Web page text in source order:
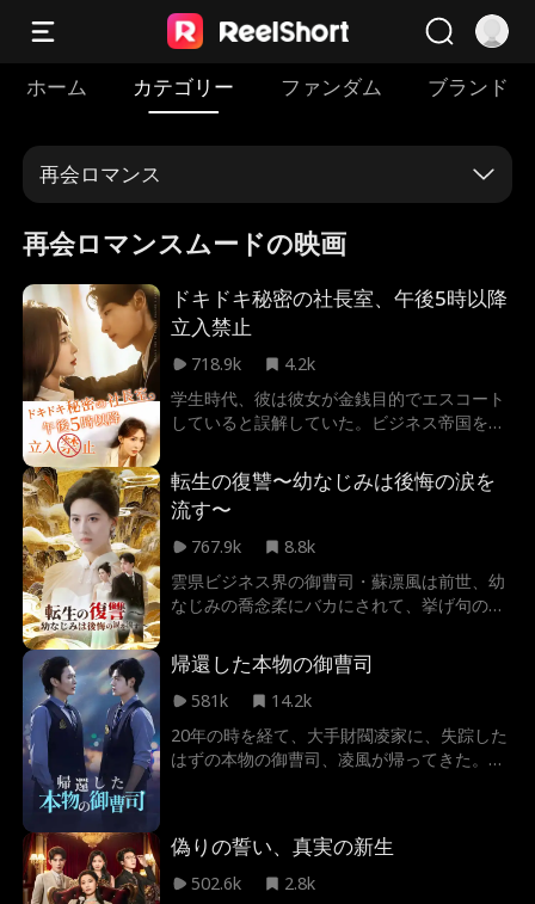
ホーム カテゴリー ファンダム ブランド
再会ロマンス
再会ロマンスムードの映画
ドキドキ秘密の社長室、午後5時以降
立入禁止
718.9k
4.2k
学生時代、彼は彼女が金銭目的でエスコート
していると誤解していた。ビジネス帝国を築
ィブアシスタントとして自分のそばに縛り付
けた。最終的に、続く混乱と疑念の中で、二
人は誤解を解き、互いに愛し合うようになっ
た。
転生の復讐〜幼なじみは後悔の涙を
流す〜
767.9k
8.8k
雲県ビジネス界の御曹司・蘇凛風は前世、幼
なじみの喬念柔にバカにされて、挙げ句の果
やり直すチャンスを得た彼は、ためらうこと
なく念柔を捨て、縁もゆかりもないと思って
いた仏門の女性・林栖玥に婚約を申し込む。
しかし、凛風が忘れているだけだった――幼
き日、栖玥とはとっくに運命的な出会いを果
たしていたのだ。
帰還した本物の御曹司
581k
14.2k
20年の時を経て、大手財閥凌家に、失踪した
はずの本物の御曹司、凌風が帰ってきた。一
あることを。義兄は彼を目の敵にし、姉は彼
を蔑み、両親は罪悪感を盾に彼を支配しよう
偽りの誓い、真実の新生
502.6k
2.8k